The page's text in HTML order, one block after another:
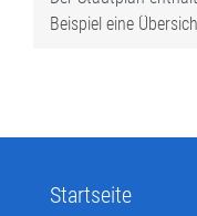
Beispiel eine
Startseite